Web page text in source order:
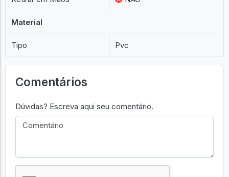
Material
Tipo Pvc
Comentários
Dúvidas? Escreva aqui seu comentário.